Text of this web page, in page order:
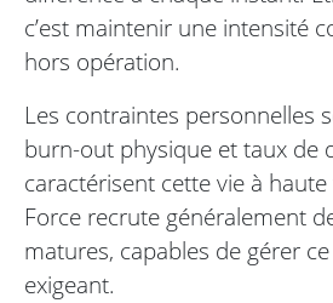
c’est maintenir une intensité
hors opération.
Les contraintes personnelles
burn-out physique et taux de
caractérisent cette vie à
Force recrute généralement
matures, capables de gérer
exigeant.